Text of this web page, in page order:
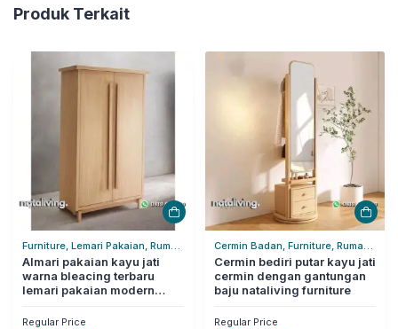
Produk Terkait
Furniture, Lemari Pakaian, Rumah
Tangga
Almari pakaian kayu jati
warna bleacing terbaru
lemari pakaian modern
Regular Price
Cermin Badan, Furniture, Rumah
Tangga
Cermin bediri putar kayu jati
cermin dengan gantungan
baju nataliving furniture
Regular Price